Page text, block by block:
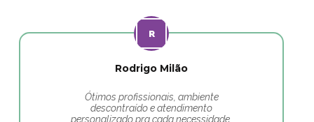
Rodrigo Milão
Ótimos profissionais, ambiente
descontraído e atendimento
personalizado pra cada necessidade.